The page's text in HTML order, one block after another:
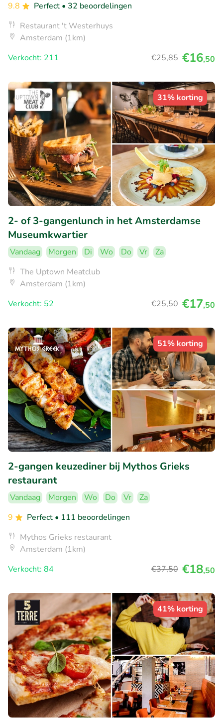
9.8
Perfect • 32 beoordelingen
Restaurant 't Westerhuys
Amsterdam (1km)
Verkocht: 211
€25,85 €16,50
31% korting
2- of 3-gangenlunch in het Amsterdamse
Museumkwartier
Vandaag Morgen Di Wo Do Vr
Za
The Uptown Meatclub
Amsterdam (1km)
Verkocht: 52
€25,50 €17,50
51% korting
2-gangen keuzediner bij Mythos Grieks
restaurant
Vandaag Morgen Wo Do Vr
Za
9
Perfect • 111 beoordelingen
Mythos Grieks restaurant
Amsterdam (1km)
Verkocht: 84
€37,50 €18,50
41% korting